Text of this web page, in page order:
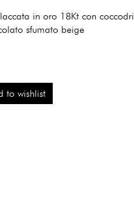
in oro 18Kt con
sfumato beige
to wishlist